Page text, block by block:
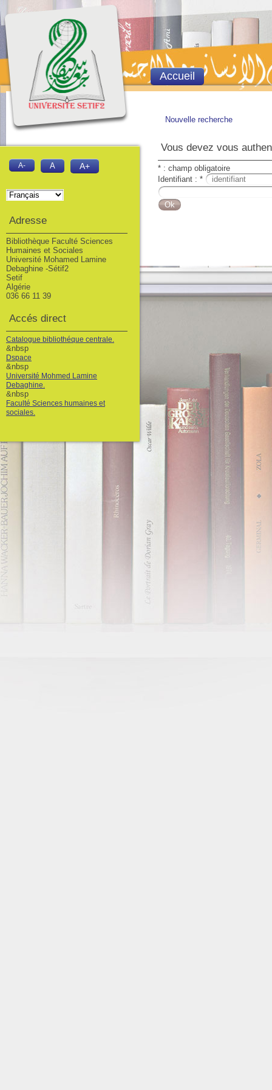
Nouvelle recherche
Vous devez vous
* : champ obligatoire
Identifiant : *
Accueil
A- A A+
Adresse
Bibliothèque Faculté Sciences
Humaines et Sociales
Université Mohamed Lamine
Debaghine -Sétif2
Setif
Algérie
036 66 11 39
Accés direct
Catalogue bibliothéque centrale.
&nbsp
Dspace
&nbsp
Université Mohmed Lamine
Debaghine.
&nbsp
Faculté Sciences humaines et
sociales.